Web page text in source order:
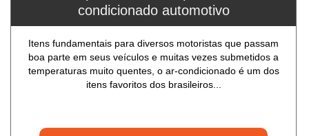
condicionado automotivo
Itens fundamentais para diversos motoristas que passam
boa parte em seus veículos e muitas vezes submetidos a
temperaturas muito quentes, o ar-condicionado é um dos
itens favoritos dos brasileiros...